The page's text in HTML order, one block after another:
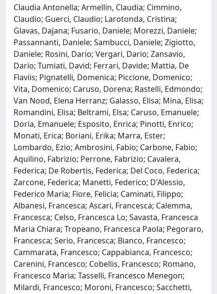
Claudia Antonella; Armellin, Claudia; Cimmino,
Claudio; Guerci, Claudio; Larotonda, Cristina;
Glavas, Dajana; Fusario, Daniele; Morezzi, Daniele;
Passannanti, Daniele; Sambucci, Daniele; Zigiotto,
Daniele; Rosini, Dario; Vergari, Dario; Zansavio,
Dario; Tumiati, David; Ferrari, Davide; Mattia, De
Flaviis; Pignatelli, Domenica; Piccione, Domenico;
Vita, Domenico; Caruso, Dorena; Rastelli, Edmondo;
Van Nood, Elena Herranz; Galasso, Elisa; Mina, Elisa;
Romandini, Elisa; Beltrami, Elsa; Caruso, Emanuele;
Doria, Emanuele; Esposito, Enrica; Pinotti, Enrico;
Monati, Erica; Boriani, Erika; Marra, Ester;
Lombardo, Ezio; Ambrosini, Fabio; Carbone, Fabio;
Aquilino, Fabrizio; Perrone, Fabrizio; Cavalera,
Federica; De Robertis, Federica; Del Coco, Federica;
Zarcone, Federica; Manetti, Federico; D'Alessio,
Federico Maria; Fiore, Felicia; Caminati, Filippo;
Albanesi, Francesca; Ascari, Francesca; Calemma,
Francesca; Celso, Francesca Lo; Savasta, Francesca
Maria Chiara; Tropeano, Francesca Paola; Pegoraro,
Francesca; Serio, Francesca; Bianco, Francesco;
Cammarata, Francesco; Cappabianca, Francesco;
Carenini, Francesco; Cobellis, Francesco; Romano,
Francesco Maria; Tasselli, Francesco Menegon;
Milardi, Francesco; Moroni, Francesco; Sacchetti,